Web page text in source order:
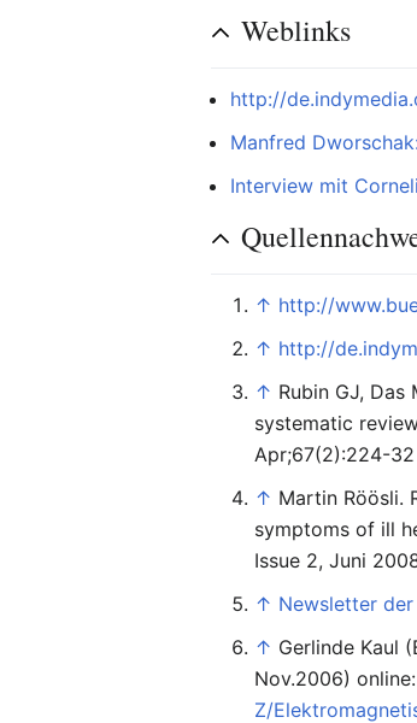
Weblinks
http://
Manfred
Interview mit
↑ http://
↑ http://
↑ Rubin GJ,
systematic
Apr;67(2):224-32
↑ Martin Röösli.
symptoms of ill
Issue 2, Juni
↑ Newsletter der
↑ Gerlinde Kaul
Nov.2006) online:
Z/